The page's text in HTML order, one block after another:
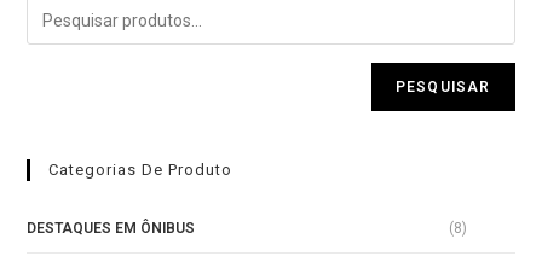
5
PESQUISAR
Categorias De Produto
DESTAQUES EM ÔNIBUS (8)